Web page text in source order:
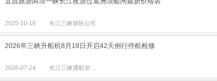
2025-10-16 长江三峡游轮公司
2026年三峡升船机8月18日开启42天例行停航检修
2026-07-24 长江三峡通航管理局